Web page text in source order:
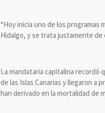
“Hoy inicia uno de los programas
Hidalgo, y se trata justamente de
La mandataria capitalina recordó
de las Islas Canarias y llegaron a
han derivado en la mortalidad de